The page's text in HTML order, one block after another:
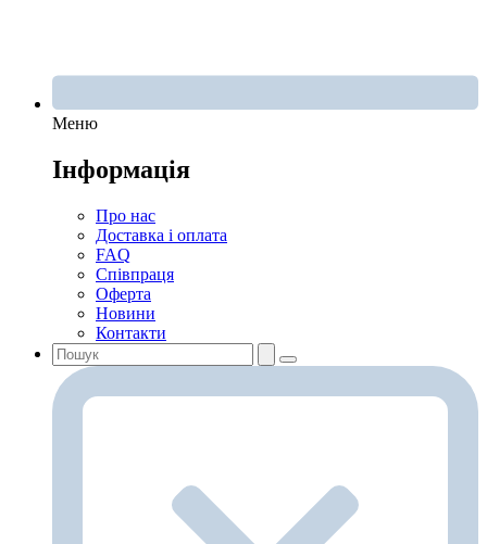
Меню
Інформація
Про нас
Доставка і оплата
FAQ
Співпраця
Оферта
Новини
Контакти